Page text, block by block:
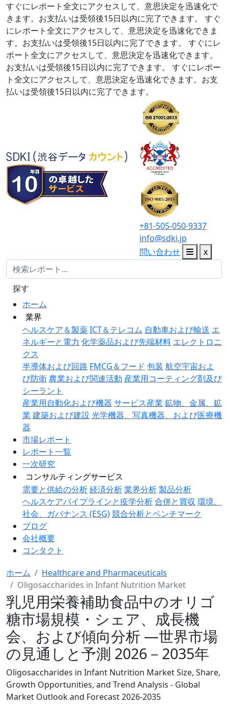
すぐにレポート全文にアクセスして、意思決定を迅速化で
きます。お支払いは受領後15日以内に完了できます。
すぐ
にレポート全文にアクセスして、意思決定を迅速化できま
す。お支払いは受領後15日以内に完了できます。
すぐにレ
ポート全文にアクセスして、意思決定を迅速化できます。
お支払いは受領後15日以内に完了できます。
すぐにレポー
ト全文にアクセスして、意思決定を迅速化できます。お支
払いは受領後15日以内に完了できます。
+81-505-050-9337
info@sdki.jp
問い合わせ
x
ホーム
業界
ヘルスケア＆製薬ICT＆テレコム 自動車および輸送 エ
ネルギーと電力 化学薬品および先端材料 エレクトロニ
クス
半導体および回路 FMCG＆フード 包装 航空宇宙およ
び防衛 農業および関連活動 産業用コーティング剤及び
シーラント
産業用自動化および機器 サービス産業 鉱物、金属、鉱
業 建築および建設 光学機器、写真機器、および医療機
器
市場レポート
レポート一覧
一次研究
コンサルティングサービス
需要と供給の分析経済分析業界分析製品分析
ヘルスケアパイプラインと疫学分析合併と買収 環境、
社会、ガバナンス (ESG)競合分析とベンチマーク
ブログ
会社概要
コンタクト
探す
ホーム
Healthcare and Pharmaceuticals
Oligosaccharides in Infant Nutrition Market
乳児用栄養補助食品中のオリゴ
糖市場規模・シェア、成長機
会、および傾向分析 ―世界市場
の見通しと予測 2026－2035年
Oligosaccharides in Infant Nutrition Market Size, Share,
Growth Opportunities, and Trend Analysis - Global
Market Outlook and Forecast 2026-2035